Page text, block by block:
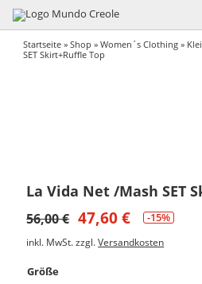
Startseite »Shop »Women´s Clothing »
SET Skirt+Ruffle Top
La Vida Net /Mash SET
56,00€ 47,60€ -15%
inkl. MwSt. zzgl.Versandkosten
Größe